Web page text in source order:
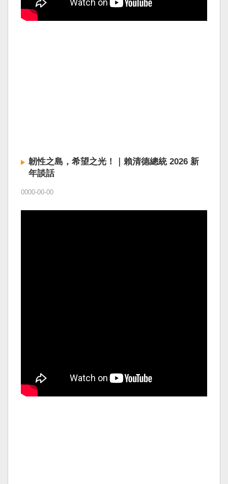
韌性之島，希望之光！｜賴清德總統 2026 新
年談話
0000-00-00